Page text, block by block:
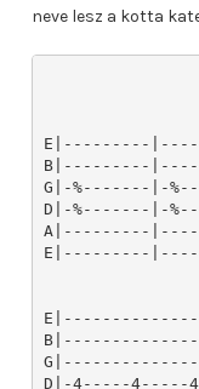
neve lesz a kotta
E|---------
B|---------
G|-%-------|-
D|-%-------|-
A|---------
E|---------
D|-4-----